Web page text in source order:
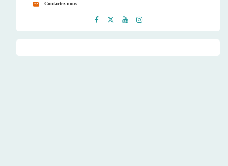
Contactez-nous